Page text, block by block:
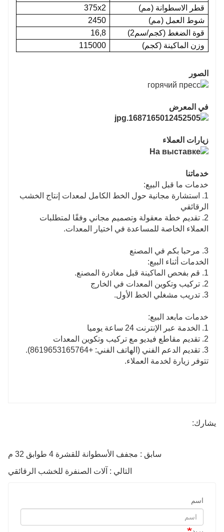
قطر الاسطوانة (مم)
375x2
شوط العمل (مم)
2450
قوة الضغط (كجم/سم2)
16,8
وزن الماكينة (كجم)
115000
الصور
في المعرض
زيارات العملاء
خدماتنا
خدمات ما قبل البيع:
1. استشارة مجانية حول الخط الكامل لمعدات إنتاج الخشب
الرقائقي
2. تقديم خطة معقولة وتصميم مجاني وفقًا لمتطلبات
العملاء الخاصة للمساعدة في اختيار المعدات.
3. مرحبا بكم في المصنع
الخدمات أثناء البيع:
1. قم بفحص الماكينة قبل مغادرة المصنع.
2. تركيب وتكوين المعدات في الخارج
3. تدريب مشغلي الخط الأول.
خدمات مابعد البيع:
1. الخدمة عبر الإنترنت 24 ساعة يوميا
2. تقديم مقاطع فيديو مع تركيب وتكوين المعدات
3. تقديم الدعم الفني (الهاتف الفني: +8619653165764).
تتوفر زيارة لخدمة العملاء.
يشارك:
سابق : مجفف الأسطوانة للقشرة 4 طوابق 32 م
التالي : آلات الصنفرة للخشب الرقائقي
اسم